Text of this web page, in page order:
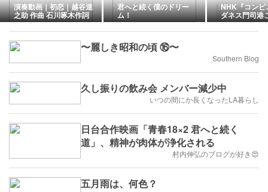
演奏動画｜初恋｜越谷達
之助 作曲 石川啄木作詞
君へと続く僕のドリー
ム！
NHK『コンビ
ダネス門司港
店』第９話◆
恋、そして…
〜麗しき昭和の頃 ⑯〜
Southern Blog
久し振りの飲み会 メンバー減少中
いつの間にか長くなったLA暮らし
日台合作映画「青春18×2 君へと続く
道」、精神が肉体が浄化される
村内伸弘のブログが好き😍
五月雨は、何色？